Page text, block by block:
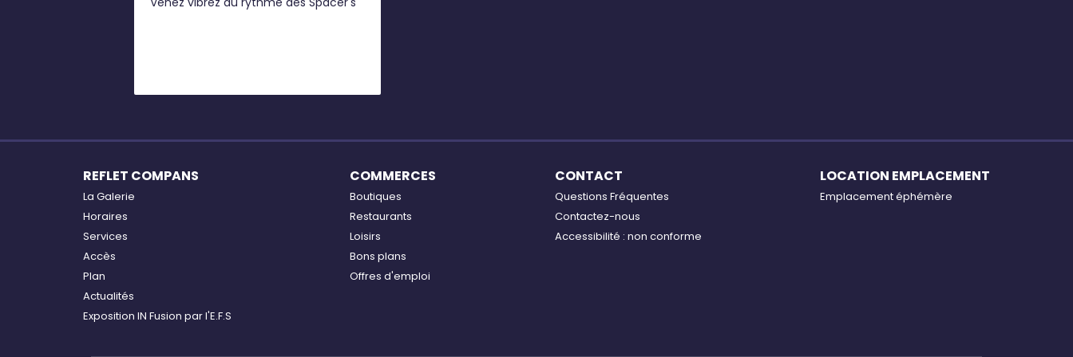
REFLET COMPANS
La Galerie
Horaires
Services
Accès
Plan
Actualités
Exposition IN Fusion par l'E.F.S
COMMERCES
Boutiques
Restaurants
Loisirs
Bons plans
Offres d'emploi
CONTACT
Questions Fréquentes
Contactez-nous
Accessibilité : non conforme
LOCATION EMPLACEMENT
Emplacement éphémère